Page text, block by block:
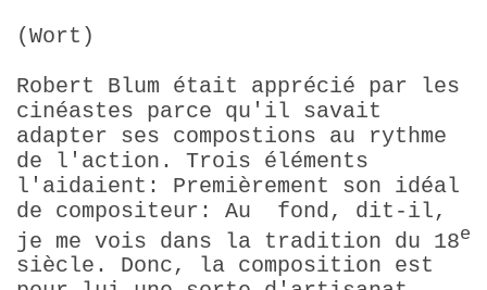
(Wort)
Robert Blum était apprécié par les
cinéastes parce qu'il savait
adapter ses compostions au rythme
de l'action. Trois éléments
l'aidaient: Premièrement son idéal
de compositeur: Au fond, dit-il,
je me vois dans la tradition du 18e
siècle. Donc, la composition est